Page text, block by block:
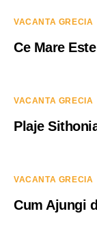
VACANTA GRECIA
Ce Mare
VACANTA GRECIA
Plaje
VACANTA GRECIA
Cum Ajungi